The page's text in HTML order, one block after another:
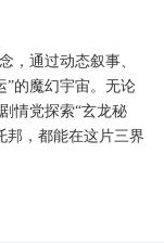
，通过动态叙事、
”的魔幻宇宙。无论
情党探索“玄龙秘
邦，都能在这片三界